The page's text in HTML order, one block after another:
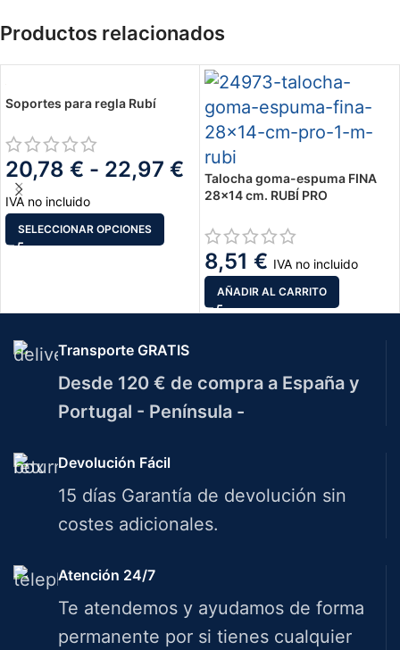
Productos relacionados
Soportes para regla Rubí
20,78 € - 22,97 €
IVA no incluido
SELECCIONAR OPCIONES
Talocha goma-espuma FINA
28×14 cm. RUBÍ PRO
8,51 € IVA no incluido
AÑADIR AL CARRITO
Transporte GRATIS
Desde 120 € de compra a España y
Portugal - Península -
Devolución Fácil
15 días Garantía de devolución sin
costes adicionales.
Atención 24/7
Te atendemos y ayudamos de forma
permanente por si tienes cualquier